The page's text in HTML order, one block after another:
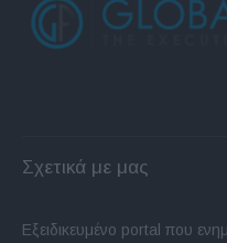
Σχετικά με μας
Εξειδικευμένο portal που